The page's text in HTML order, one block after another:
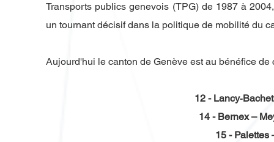
Transports publics genevois (TPG) de 1987 à
un tournant décisif dans la politique de mobilité du
Aujourd'hui le canton de Genève est au bénéfice de
​12 -
14 - Bernex –
15 - Palettes